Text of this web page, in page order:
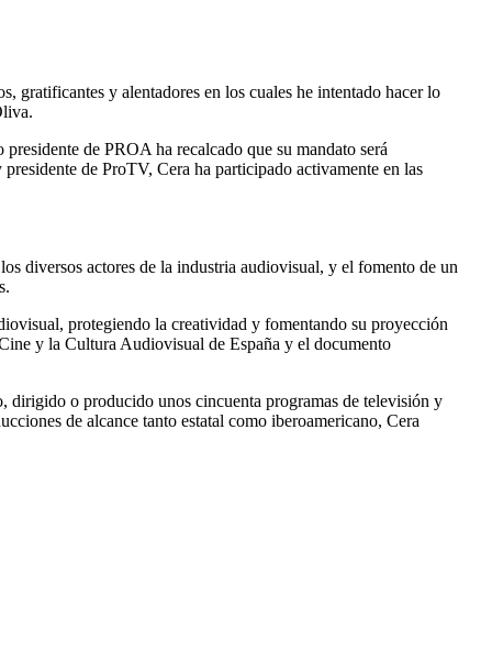
gratificantes y alentadores en los cuales he intentado hacer lo
presidente de PROA ha recalcado que su mandato será
de ProTV, Cera ha participado activamente en las
diversos actores de la industria audiovisual, y el fomento de un
protegiendo la creatividad y fomentando su proyección
y la Cultura Audiovisual de España y el documento
dirigido o producido unos cincuenta programas de televisión y
de alcance tanto estatal como iberoamericano, Cera